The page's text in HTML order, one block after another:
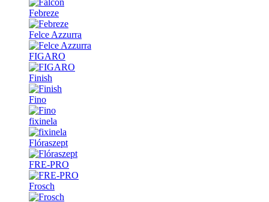
Febreze
Felce Azzurra
FIGARO
Finish
Fino
fixinela
Flóraszept
FRE-PRO
Frosch